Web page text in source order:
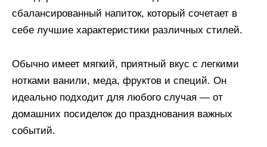
сбалансированный напиток, который сочетает в
себе лучшие характеристики различных стилей.
Обычно имеет мягкий, приятный вкус с легкими
нотками ванили, меда, фруктов и специй. Он
идеально подходит для любого случая — от
домашних посиделок до празднования важных
событий.